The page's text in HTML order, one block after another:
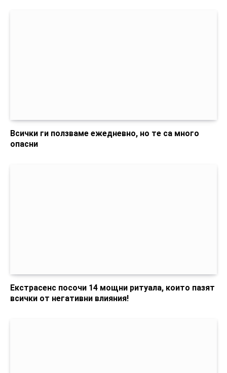
Всички ги ползваме ежедневно, но те са много
опасни
Екстрасенс посочи 14 мощни ритуала, които пазят
всички от негативни влияния!